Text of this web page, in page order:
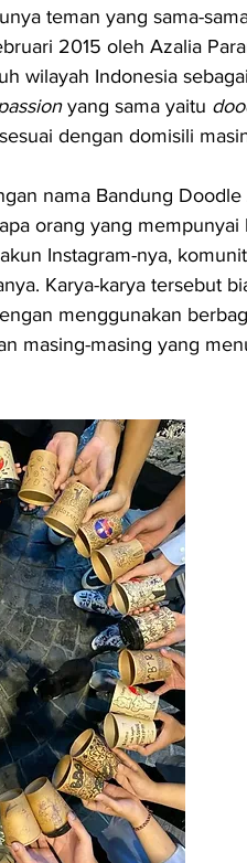
teman yang sama-
2015 oleh Azalia
wilayah Indonesia
yang sama yaitu
dengan domisili
nama Bandung Doodle
orang yang mempunyai
Instagram-nya,
Karya-karya tersebut
menggunakan
masing-masing yang